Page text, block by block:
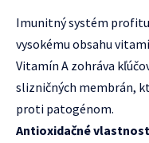
Imunitný systém
vysokému obsahu
Vitamín A zohráva
slizničných membrán,
proti patogénom.
Antioxidačné